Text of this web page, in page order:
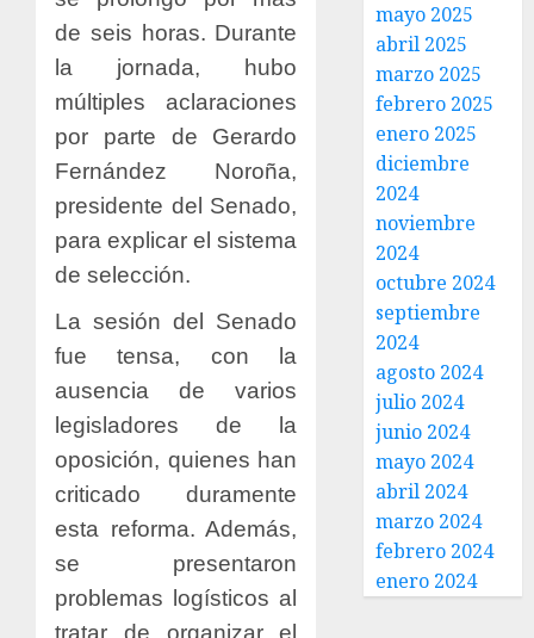
de seis horas. Durante
la jornada, hubo
múltiples aclaraciones
por parte de Gerardo
Fernández Noroña,
presidente del Senado,
para explicar el sistema
de selección.
La sesión del Senado
fue tensa, con la
ausencia de varios
legisladores de la
oposición, quienes han
criticado duramente
esta reforma. Además,
se presentaron
problemas logísticos al
tratar de organizar el
mayo 2025
abril 2025
marzo 2025
febrero 2025
enero 2025
diciembre
2024
noviembre
2024
octubre 2024
septiembre
2024
agosto 2024
julio 2024
junio 2024
mayo 2024
abril 2024
marzo 2024
febrero 2024
enero 2024